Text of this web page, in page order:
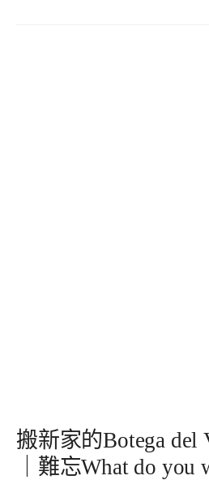
搬新家的Botega
｜難忘What do you